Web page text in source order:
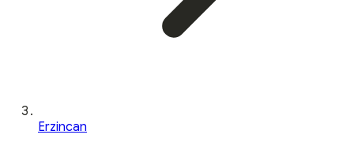
Erzincan